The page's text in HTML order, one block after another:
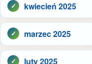
kwiecień 2025
marzec 2025
luty 2025